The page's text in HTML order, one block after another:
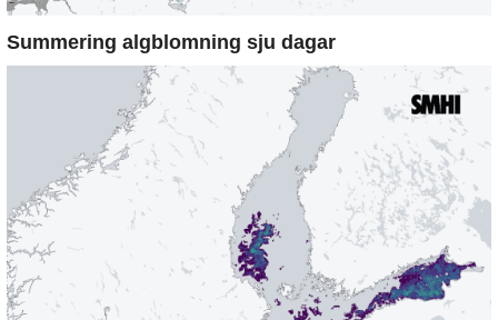
Summering algblomning sju dagar